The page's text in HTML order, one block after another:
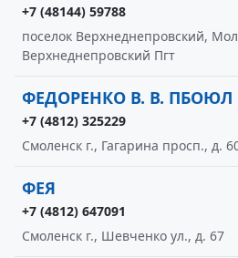
+7 (48144) 59788
поселок Верхнеднепровский,
Верхнеднепровский Пгт
ФЕДОРЕНКО В. В. ПБОЮЛ
+7 (4812) 325229
Смоленск г., Гагарина просп., д.
ФЕЯ
+7 (4812) 647091
Смоленск г., Шевченко ул., д. 67